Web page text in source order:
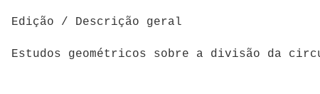
Edição / Descrição geral
Estudos geométricos sobre a divisão da